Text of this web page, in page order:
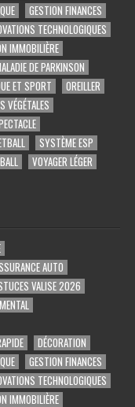
GESTION FINANCES
TECHNOLOGIQUES
IMMOBILIÈRE
DE PARKINSON
ET SPORT
OREILLER
VÉGÉTALES
SYSTÈME ESP
VOYAGER LÉGER
AUTO
VALISE 2026
DÉCORATION
GESTION FINANCES
TECHNOLOGIQUES
IMMOBILIÈRE